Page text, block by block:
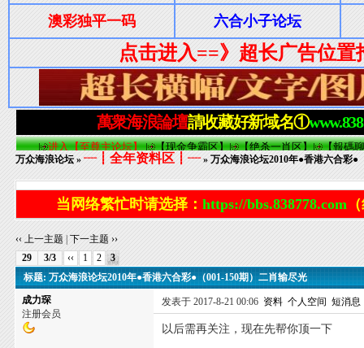
万众海浪论坛 »┈┋全年资料区┋┈» 万众海浪论坛2010年●香港六合彩●
当网络繁忙时请选择： https://bbs.838778.com
‹‹ 上一主题 |下一主题 ››
29
3/3 ‹‹ 1 2
3
标题: 万众海浪论坛2010年●香港六合彩●（001-150期）二肖输尽光
成力琛
注册会员
发表于 2017-8-21 00:06 资料 个人空间 短消息
以后需再关注，现在先帮你顶一下